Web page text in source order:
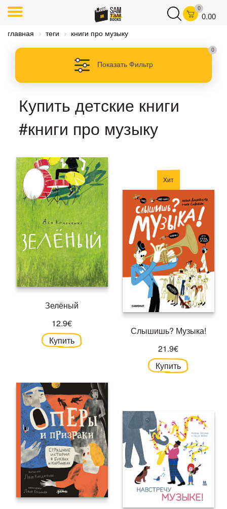
0
0.00
главная теги книги про музыку
Показать Фильтр
0
Купить детские книги
#книги про музыку
Зелёный
12.9€
Купить
Хит
Слышишь? Музыка!
21.9€
Купить